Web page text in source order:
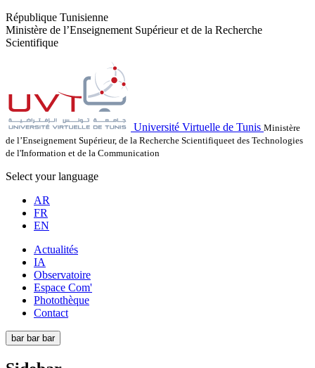
République Tunisienne
Ministère de l’Enseignement Supérieur et de la Recherche
Scientifique
Université Virtuelle de Tunis Ministère
de l’Enseignement Supérieur, de la Recherche Scientifiqueet des Technologies
de l'Information et de la Communication
Select your language
AR
FR
EN
Actualités
IA
Observatoire
Espace Com'
Photothèque
Contact
bar bar bar